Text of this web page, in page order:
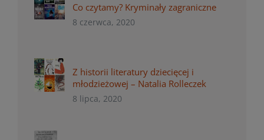
Co czytamy? Kryminały zagraniczne
8 czerwca, 2020
Z historii literatury dziecięcej i
młodzieżowej – Natalia Rolleczek
8 lipca, 2020